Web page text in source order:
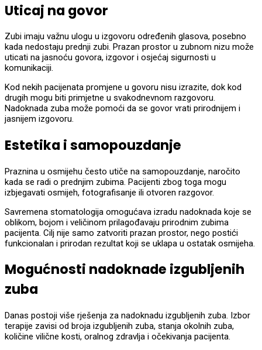
Uticaj na govor
Zubi imaju važnu ulogu u izgovoru određenih glasova, posebno
kada nedostaju prednji zubi. Prazan prostor u zubnom nizu može
uticati na jasnoću govora, izgovor i osjećaj sigurnosti u
komunikaciji.
Kod nekih pacijenata promjene u govoru nisu izrazite, dok kod
drugih mogu biti primjetne u svakodnevnom razgovoru.
Nadoknada zuba može pomoći da se govor vrati prirodnijem i
jasnijem izgovoru.
Estetika i samopouzdanje
Praznina u osmijehu često utiče na samopouzdanje, naročito
kada se radi o prednjim zubima. Pacijenti zbog toga mogu
izbjegavati osmijeh, fotografisanje ili otvoren razgovor.
Savremena stomatologija omogućava izradu nadoknada koje se
oblikom, bojom i veličinom prilagođavaju prirodnim zubima
pacijenta. Cilj nije samo zatvoriti prazan prostor, nego postići
funkcionalan i prirodan rezultat koji se uklapa u ostatak osmijeha.
Mogućnosti nadoknade izgubljenih
zuba
Danas postoji više rješenja za nadoknadu izgubljenih zuba. Izbor
terapije zavisi od broja izgubljenih zuba, stanja okolnih zuba,
količine vilične kosti, oralnog zdravlja i očekivanja pacijenta.